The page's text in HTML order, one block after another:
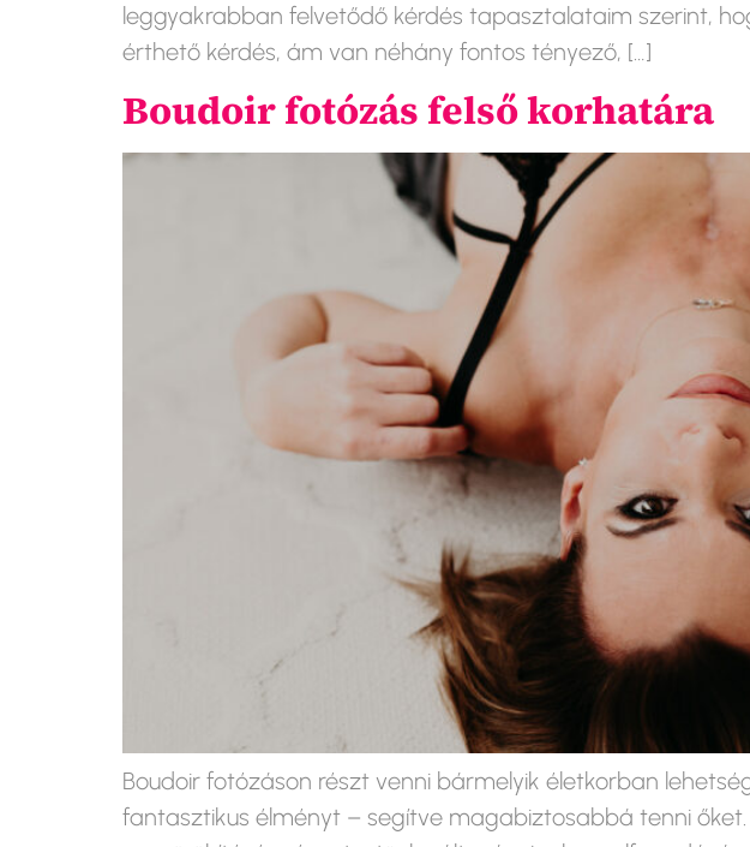
leggyakrabban felvetődő kérdés tapasztalataim szerint,
érthető kérdés, ám van néhány fontos tényező, […]
Boudoir fotózás felső korhatára
Boudoir fotózáson részt venni bármelyik életkorban
fantasztikus élményt – segítve magabiztosabbá tenni